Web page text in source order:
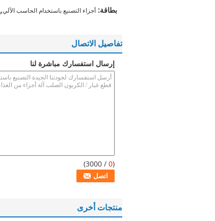
بطاقة: أجزاء التصنيع باستخدام الحاسب الآلي,
تفاصيل الاتصال
إرسال استفسارك مباشرة لنا
(
0
/ 3000)
منتجات أخرى